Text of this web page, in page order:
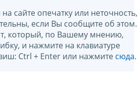
сайте опечатку или неточность,
если Вы сообщите об этом.
который, по Вашему мнению,
и нажмите на клавиатуре
Ctrl + Enter или нажмите сюда.